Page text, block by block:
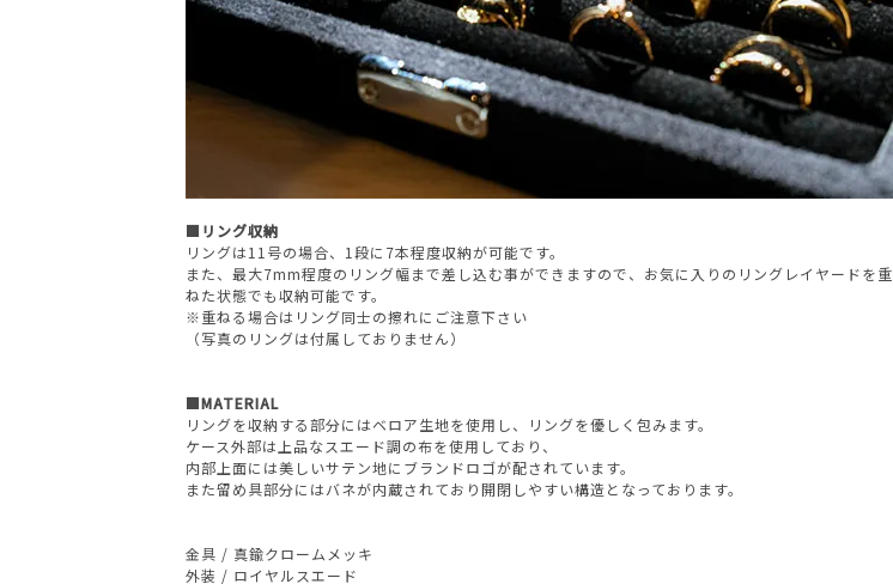
■リング収納
リングは11号の場合、1段に7本程度収納が可能です。
また、最大7mm程度のリング幅まで差し込む事ができますので、お気に入りのリングレイヤードを重
ねた状態でも収納可能です。
※重ねる場合はリング同士の擦れにご注意下さい
（写真のリングは付属しておりません）
■MATERIAL
リングを収納する部分にはベロア生地を使用し、リングを優しく包みます。
ケース外部は上品なスエード調の布を使用しており、
内部上面には美しいサテン地にブランドロゴが配されています。
また留め具部分にはバネが内蔵されており開閉しやすい構造となっております。
金具 / 真鍮クロームメッキ
外装 / ロイヤルスエード